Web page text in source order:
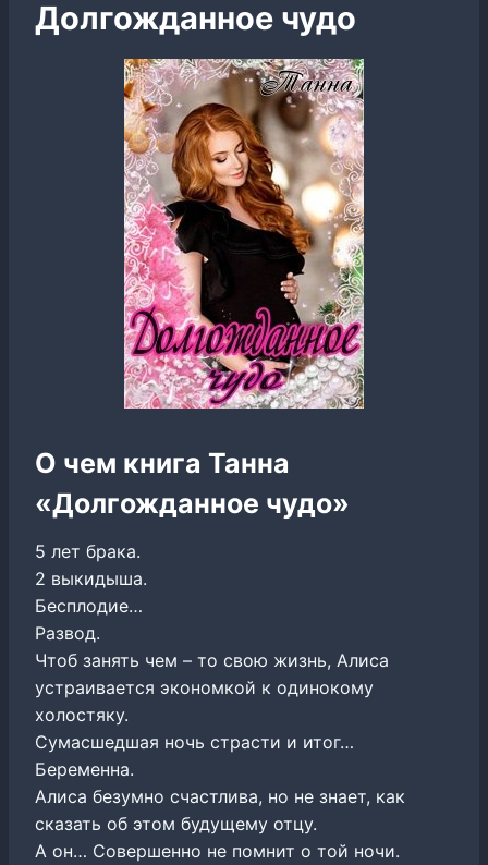
Долгожданное чудо
О чем книга Танна
«Долгожданное чудо»
5 лет брака.
2 выкидыша.
Бесплодие…
Развод.
Чтоб занять чем – то свою жизнь, Алиса
устраивается экономкой к одинокому
холостяку.
Сумасшедшая ночь страсти и итог…
Беременна.
Алиса безумно счастлива, но не знает, как
сказать об этом будущему отцу.
А он… Совершенно не помнит о той ночи.